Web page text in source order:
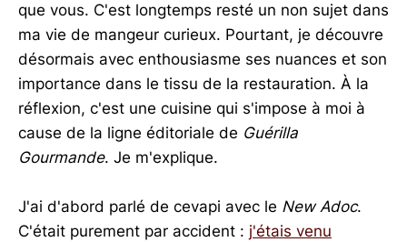
que vous. C'est longtemps resté un non sujet dans
ma vie de mangeur curieux. Pourtant, je découvre
désormais avec enthousiasme ses nuances et son
importance dans le tissu de la restauration. À la
réflexion, c'est une cuisine qui s'impose à moi à
cause de la ligne éditoriale de Guérilla
Gourmande. Je m'explique.
J'ai d'abord parlé de cevapi avec le New Adoc.
C'était purement par accident : j'étais venu